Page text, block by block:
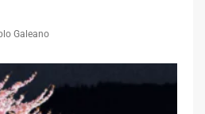
Galeano